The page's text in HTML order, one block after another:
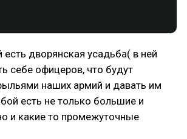
дворянская усадьба( в ней
себе офицеров, что будут
наших армий и давать им
есть не только большие и
и какие то промежуточные